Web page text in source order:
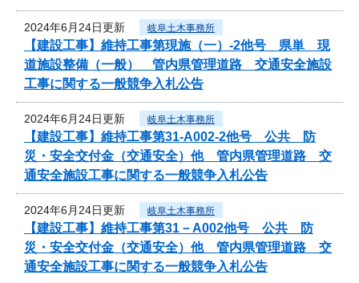
2024年6月24日更新 岐阜土木事務所
【建設工事】維持工事第現施（一）-2他号 県単 現
道施設整備（一般） 管内県管理道路 交通安全施設
工事に関する一般競争入札公告
2024年6月24日更新 岐阜土木事務所
【建設工事】維持工事第31-A002-2他号 公共 防
災・安全交付金（交通安全）他 管内県管理道路 交
通安全施設工事に関する一般競争入札公告
2024年6月24日更新 岐阜土木事務所
【建設工事】維持工事第31－A002他号 公共 防
災・安全交付金（交通安全）他 管内県管理道路 交
通安全施設工事に関する一般競争入札公告